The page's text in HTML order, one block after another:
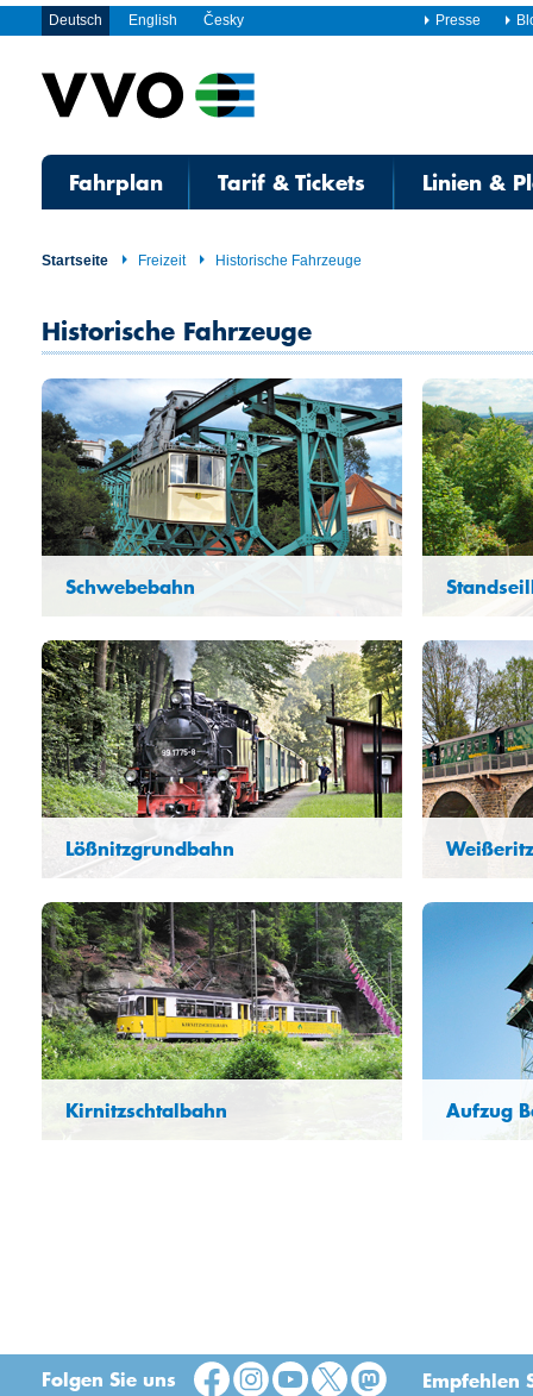
Deutsch English Česky Presse
Fahrplan Tarif & Tickets Linien &
Startseite Freizeit Historische Fahrzeuge
Historische Fahrzeuge
Schwebebahn
Lößnitzgrundbahn
Kirnitzschtalbahn Aufzug
Folgen Sie uns Empfehlen